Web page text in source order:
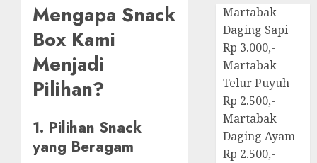
Mengapa Snack
Box Kami
Menjadi
Pilihan?
1. Pilihan Snack
yang Beragam
Martabak
Daging Sapi
Rp 3.000,-
Martabak
Telur Puyuh
Rp 2.500,-
Martabak
Daging Ayam
Rp 2.500,-